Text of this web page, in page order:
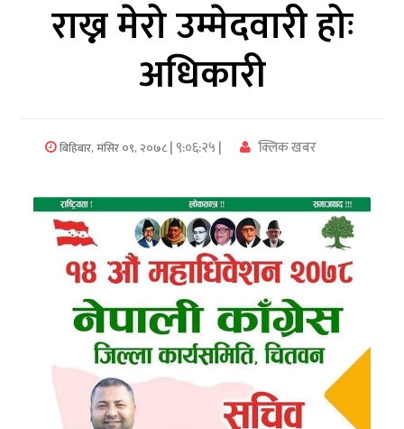
विज्ञान
अन्तरर्वार्ता
रोचक
राख्न मेरो उम्मेदवारी होः
अधिकारी
बिहिबार, मंसिर ०९, २०७८| ९:०६:२५ | क्लिक खबर